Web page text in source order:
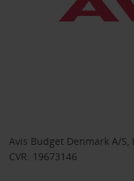
Avis Budget Denmark A/S,
CVR: 19673146